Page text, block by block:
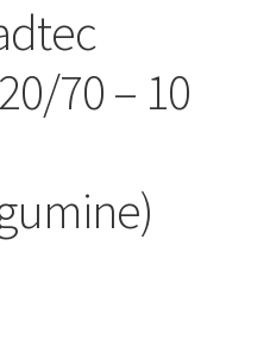
70 – 10